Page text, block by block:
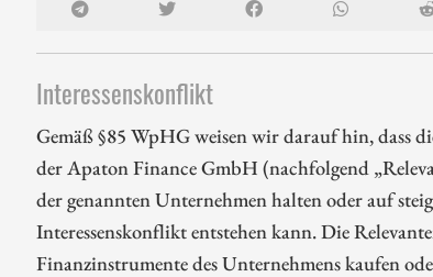
Interessenskonflikt
Gemäß §85 WpHG weisen wir darauf hin, dass
der Apaton Finance GmbH (nachfolgend
der genannten Unternehmen halten oder auf
Interessenskonflikt entstehen kann. Die
Finanzinstrumente des Unternehmens kaufen